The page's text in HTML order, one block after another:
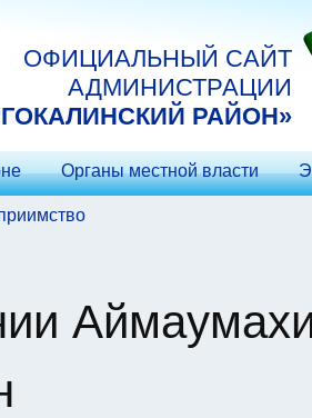
ОФИЦИАЛЬНЫЙ САЙТ
АДМИНИСТРАЦИИ
РАЙОН»
Органы местной власти